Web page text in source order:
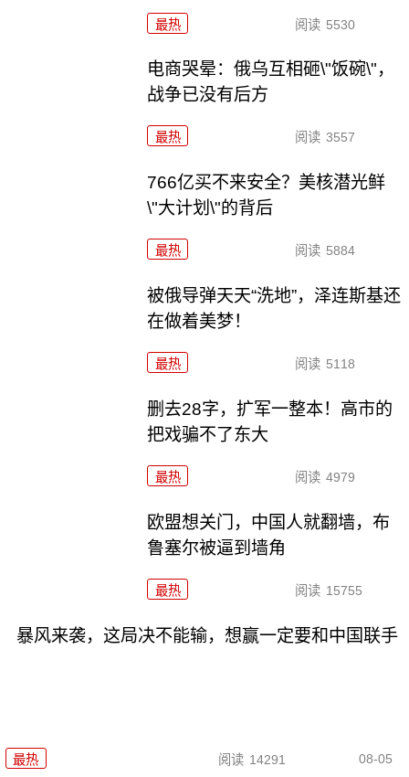
最热 阅读 5530
电商哭晕：俄乌互相砸\"饭碗\"，
战争已没有后方
最热 阅读 3557
766亿买不来安全？美核潜光鲜
\"大计划\"的背后
最热 阅读 5884
被俄导弹天天“洗地”，泽连斯基还
在做着美梦！
最热 阅读 5118
删去28字，扩军一整本！高市的
把戏骗不了东大
最热 阅读 4979
欧盟想关门，中国人就翻墙，布
鲁塞尔被逼到墙角
最热 阅读 15755
暴风来袭，这局决不能输，想赢一定要和中国联手
最热 阅读 14291 08-05